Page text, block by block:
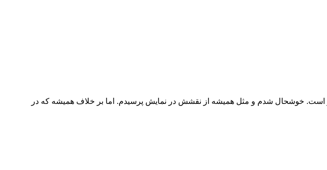
است. خوشحال شدم و مثل همیشه از نقشش در نمایش پرسیدم. اما بر خلاف همیشه که در